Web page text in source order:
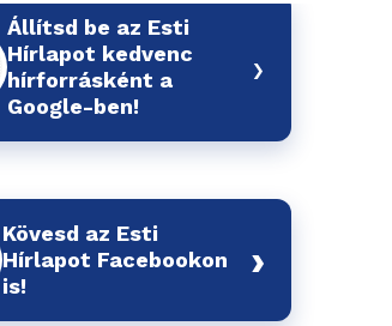
Állítsd be az Esti
Hírlapot kedvenc
hírforrásként a
Google-ben!
›
Kövesd az Esti
Hírlapot Facebookon
is!
›